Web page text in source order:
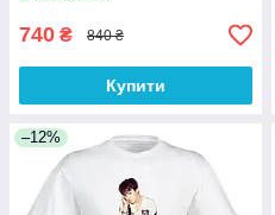
740 ₴ 840 ₴
Купити
–12%